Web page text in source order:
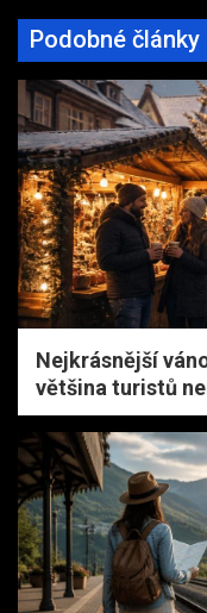
Podobné články
Nejkrásnější
většina turistů